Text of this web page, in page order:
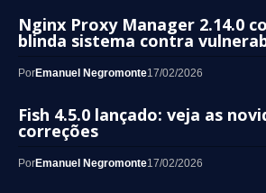
Nginx Proxy Manager 2.14.0
blinda sistema contra
PorEmanuel Negromonte17/02/2026
Fish 4.5.0 lançado: veja as
correções
PorEmanuel Negromonte17/02/2026